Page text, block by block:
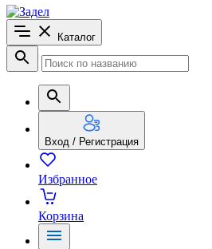
Каталог
Вход / Регистрация
Избранное
Корзина